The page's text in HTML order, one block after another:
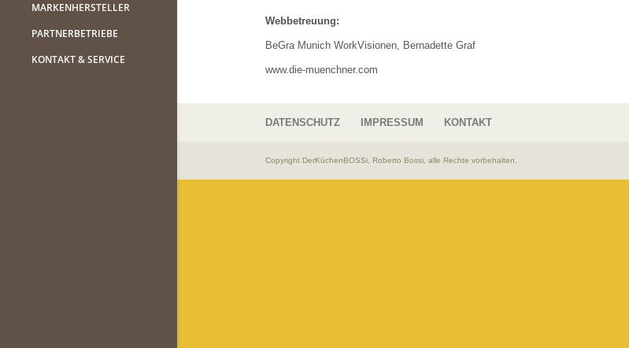
MARKENHERSTELLER
PARTNERBETRIEBE
KONTAKT & SERVICE
Webbetreuung:
BeGra Munich WorkVisionen, Bernadette Graf
www.die-muenchner.com
DATENSCHUTZ IMPRESSUM KONTAKT
Copyright DerKüchenBOSSi, Roberto Bossi, alle Rechte vorbehalten.